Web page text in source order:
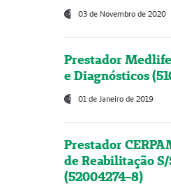
03 de Novembro de 2020
Prestador
e Diagnósticos
01 de Janeiro de 2019
Prestador
de Reabilitação
(52004274-8)